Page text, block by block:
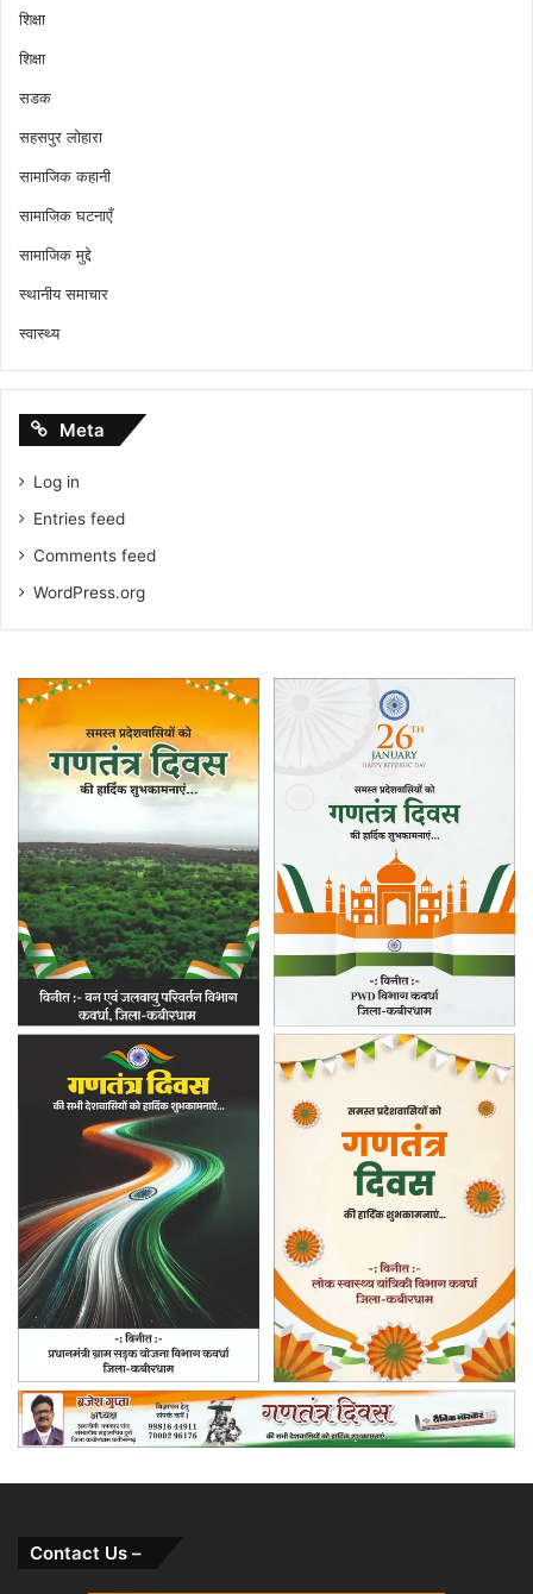
शिक्षा
शिक्षा
सडक
सहसपुर लोहारा
सामाजिक कहानी
सामाजिक घटनाएँ
सामाजिक मुद्दे
स्थानीय समाचार
स्वास्थ्य
Meta
Log in
Entries feed
Comments feed
WordPress.org
Contact Us –